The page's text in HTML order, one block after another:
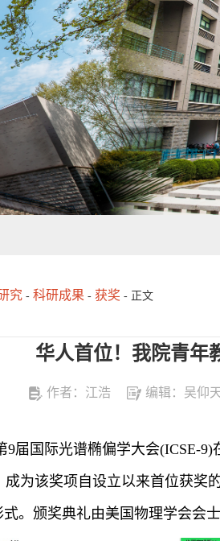
究 - 科研成果 - 获奖 - 正文
华人首位！我院青年
作者：江浩 编辑：吴仰
9届国际光谱椭偏学大会(ICSE-
成为该奖项自设立以来首位获
。颁奖典礼由美国物理学会会士